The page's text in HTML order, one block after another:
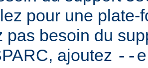
pour une plate-
pas besoin du
ajoutez --